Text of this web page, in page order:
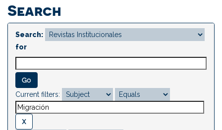
Search
Search:
for
Current filters: